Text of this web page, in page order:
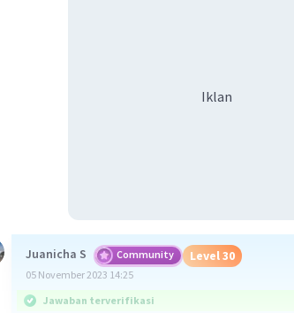
Iklan
Juanicha S Community Level 30
05 November 2023 14:25
Jawaban terverifikasi